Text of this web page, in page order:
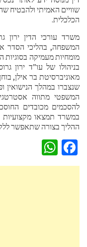
שוויים האמיתי ולהבטיח
הכלכלית.
משרד עורכי הדין ירון
המשפחה, בהליכי הסדר
מומחיות מעמיקה בסוגיות
בניהולו של עו”ד ירון
מאוניברסיטת בר אילן,
שנצברו במהלך הנישואין
המשפטי מתווה
להסכמים מכובדים
במשרד תמצאו מקצועיות
ההליך בצורה שתאפשר
Facebook